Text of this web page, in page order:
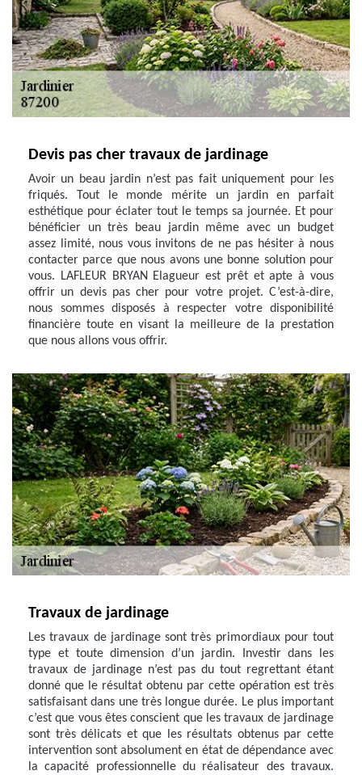
Devis pas cher travaux de jardinage
Avoir un beau jardin n’est pas fait uniquement pour les
friqués. Tout le monde mérite un jardin en parfait
esthétique pour éclater tout le temps sa journée. Et pour
bénéficier un très beau jardin même avec un budget
assez limité, nous vous invitons de ne pas hésiter à nous
contacter parce que nous avons une bonne solution pour
vous. LAFLEUR BRYAN Elagueur est prêt et apte à vous
offrir un devis pas cher pour votre projet. C’est-à-dire,
nous sommes disposés à respecter votre disponibilité
financière toute en visant la meilleure de la prestation
que nous allons vous offrir.
Travaux de jardinage
Les travaux de jardinage sont très primordiaux pour tout
type et toute dimension d’un jardin. Investir dans les
travaux de jardinage n’est pas du tout regrettant étant
donné que le résultat obtenu par cette opération est très
satisfaisant dans une très longue durée. Le plus important
c’est que vous êtes conscient que les travaux de jardinage
sont très délicats et que les résultats obtenus par cette
intervention sont absolument en état de dépendance avec
la capacité professionnelle du réalisateur des travaux.